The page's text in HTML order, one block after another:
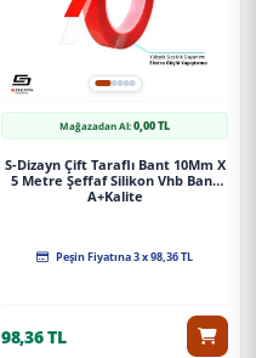
Mağazadan Al:0,00 TL
S-Dizayn Çift Taraflı Bant 10Mm X
5 Metre Şeffaf Silikon Vhb Bant
A+Kalite
Peşin Fiyatına 3 x 98,36 TL
98,36 TL